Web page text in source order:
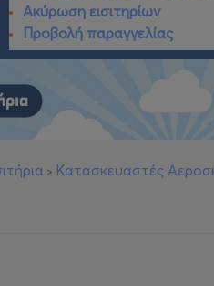
Ακύρωση εισιτηρίων
Προβολή παραγγελίας
> Κατασκευαστές